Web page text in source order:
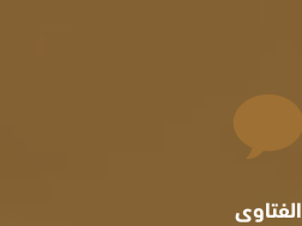
الفتاوى